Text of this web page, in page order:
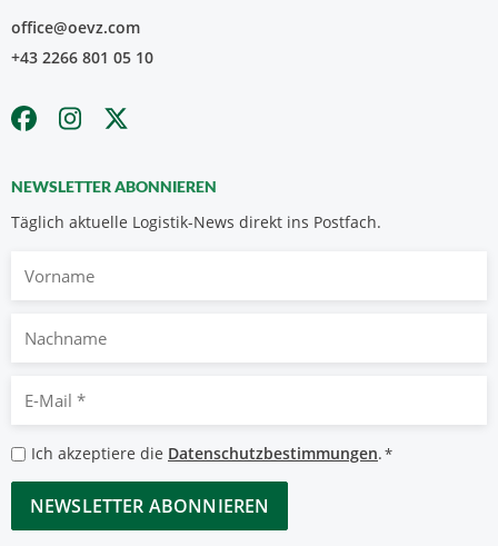
office@oevz.com
+43 2266 801 05 10
NEWSLETTER ABONNIEREN
Täglich aktuelle Logistik-News direkt ins Postfach.
Nachname
Mail
Datenschutzbestimmungen
*
Ich akzeptiere die Datenschutzbestimmungen.*
CAPTCHA